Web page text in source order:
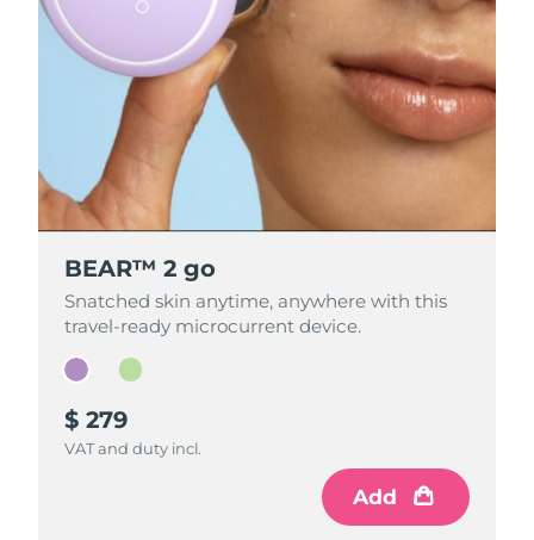
BEAR™ 2 go
Snatched skin anytime, anywhere with this
travel-ready microcurrent device.
$ 279
VAT and duty incl.
Add
BEAR™ 2 go
Snatched skin anytime, anywhere with this
travel-ready microcurrent device.
$ 279
VAT and duty incl.
Add